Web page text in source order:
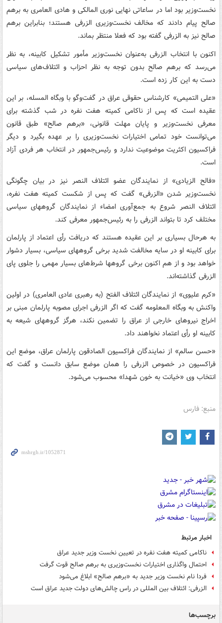
نخست‌وزیر بود اما در ساعاتی نهایی نوری المالکی و هادی العامری به برهم
صالح پیام دادند که مخالف نخست‌وزیری الزرفی هستند؛ بنابراین برهم
صالح نیز به الزرفی گفته بود که فعلا منتظر بماند.
اکنون با انتخاب الزرفی به‌عنوان نخست‌وزیر مأمور تشکیل کابینه، به نظر
می‌رسد که برهم صالح بدون توجه به نظر احزاب و ائتلاف‌های سیاسی
دست به این کار زده است.
«علی التمیمی» کارشناس حقوقی عراق در گفت‌وگو با وبگاه المسله، بر این
عقیده است که پس از ناکامی کمیته هفت نفره در شب گذشته برای
معرفی نخست‌وزیر و پایان مهلت قانونی، «برهم صالح» طبق قانون
می‌توانست خود تمامی اختیارات نخست‌وزیری را بر عهده بگیرد و دیگر
فراکسیون اکثریت موضوعیت ندارد و رئیس‌جمهور در انتخاب هر فردی آزاد
است.
«فالح الزیادی» از نمایندگان عضو ائتلاف النصر نیز در بیان چگونگی
نخست‌وزیر شدن «الزرفی» گفت که پس از شکست کمیته هفت نفره،
ائتلاف النصر شروع به جمع‌آوری امضاء از نمایندگان گروههای سیاسی
مختلف کرد تا بتواند الزرفی را به رئیس‌جمهور معرفی کند.
به هرحال بسیاری بر این عقیده هستند که دریافت رأی اعتماد از پارلمان
برای کابینه او در سایه مخالفت شدید برخی گروههای سیاسی، بسیار دشوار
خواهد بود و از هم اکنون برخی گروهها شرط‌های بسیار مهمی را جلوی پای
الزرفی گذاشته‌اند.
«کرم علیوی» از نمایندگان ائتلاف الفتح (به رهبری عادی العامری) در اولین
واکنش به وبگاه المعلومه گفت که اگر الزرفی اجرای مصوبه پارلمان مبنی بر
اخراج نیروهای خارجی از عراق را تضمین نکند، هرگز گروههای شیعه به
کابینه او رأی اعتماد نخواهند داد.
«حسن سالم» از نمایندگان فراکسیون الصادقون پارلمان عراق، موضع این
فراکسیون در خصوص الزرفی را همان موضع سابق دانست و گفت که
انتخاب وی «خیانت به خون شهدا» محسوب می‌شود.
منبع: فارس
اخبار مرتبط
ناکامی کمیته هفت نفره در تعیین نخست وزیر جدید عراق
احتمال واگذاری اختیارات نخست‌وزیری به برهم صالح قوت گرفت
فردا نام نخست وزیر جدید به «برهم صالح» ابلاغ می‌شود
الزرفی: ائتلاف بین المللی در راس چالش‌های دولت جدید عراق است
برچسب‌ها